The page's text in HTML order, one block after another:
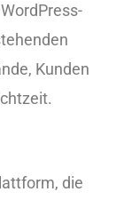
Kunden
die